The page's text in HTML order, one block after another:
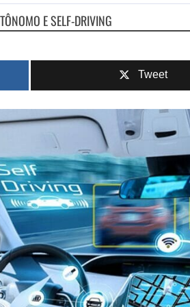
E SELF-DRIVING
Tweet